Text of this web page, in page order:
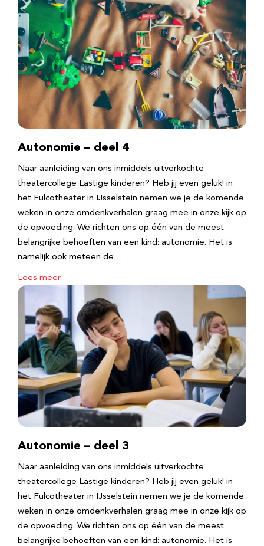
Autonomie – deel 4
Naar aanleiding van ons inmiddels uitverkochte
theatercollege Lastige kinderen? Heb jij even geluk! in
het Fulcotheater in IJsselstein nemen we je de komende
weken in onze omdenkverhalen graag mee in onze kijk op
de opvoeding. We richten ons op één van de meest
belangrijke behoeften van een kind: autonomie. Het is
namelijk ook meteen de…
Lees meer
Autonomie – deel 3
Naar aanleiding van ons inmiddels uitverkochte
theatercollege Lastige kinderen? Heb jij even geluk! in
het Fulcotheater in IJsselstein nemen we je de komende
weken in onze omdenkverhalen graag mee in onze kijk op
de opvoeding. We richten ons op één van de meest
belangrijke behoeften van een kind: autonomie. Het is